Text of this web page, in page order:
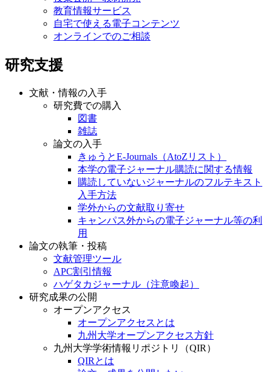
教育情報サービス
自宅で使える電子コンテンツ
オンラインでのご相談
研究支援
文献・情報の入手
研究費での購入
図書
雑誌
論文の入手
きゅうとE-Journals（AtoZリスト）
本学の電子ジャーナル購読に関する情報
購読していないジャーナルのフルテキスト
入手方法
学外からの文献取り寄せ
キャンパス外からの電子ジャーナル等の利
用
論文の執筆・投稿
文献管理ツール
APC割引情報
ハゲタカジャーナル（注意喚起）
研究成果の公開
オープンアクセス
オープンアクセスとは
九州大学オープンアクセス方針
九州大学学術情報リポジトリ（QIR）
QIRとは